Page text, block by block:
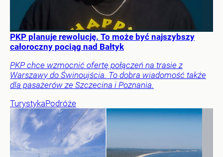
PKP planuje rewolucję. To może być najszybszy
całoroczny pociąg nad Bałtyk
PKP chce wzmocnić ofertę połączeń na trasie z
Warszawy do Świnoujścia. To dobra wiadomość także
dla pasażerów ze Szczecina i Poznania.
TurystykaPodróże